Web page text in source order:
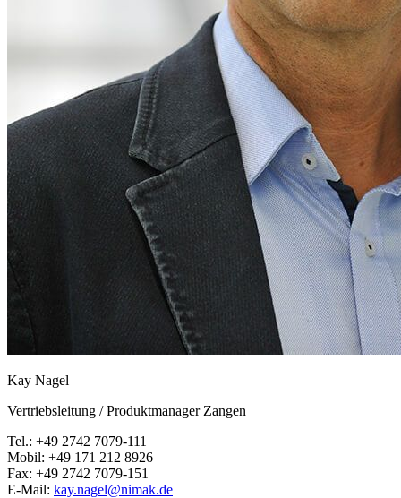
Kay Nagel
Vertriebsleitung / Produktmanager Zangen
Tel.: +49 2742 7079-111
Mobil: +49 171 212 8926
Fax: +49 2742 7079-151
E-Mail: kay.nagel@nimak.de